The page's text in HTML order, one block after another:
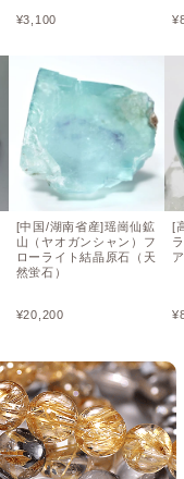
¥3,100
[中国/湖南省産]瑶崗仙鉱
山（ヤオガンシャン）フ
ローライト結晶原石（天
然蛍石）
¥20,200
¥
[
¥